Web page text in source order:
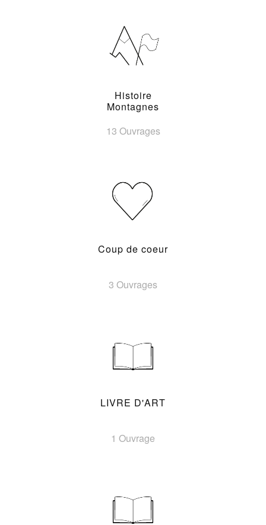
Histoire
Montagnes
13 Ouvrages
Coup de coeur
3 Ouvrages
LIVRE D'ART
1 Ouvrage